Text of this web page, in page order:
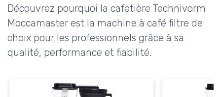
Découvrez pourquoi la cafetière Technivorm
Moccamaster est la machine à café filtre de
choix pour les professionnels grâce à sa
qualité, performance et fiabilité.